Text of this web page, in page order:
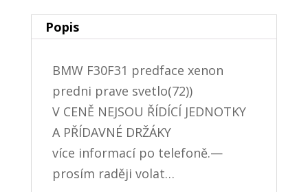
Popis
BMW F30F31 predface xenon
predni prave svetlo(72))
V CENĚ NEJSOU ŘÍDÍCÍ JEDNOTKY
A PŘÍDAVNÉ DRŽÁKY
více informací po telefoně.—
prosím raději volat…